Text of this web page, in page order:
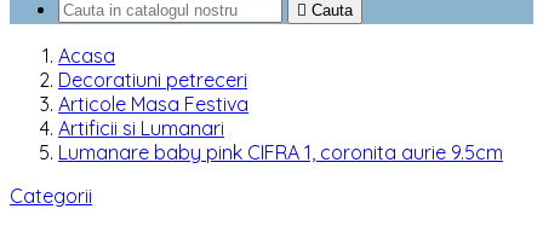
 Cauta
Acasa
Decoratiuni petreceri
Articole Masa Festiva
Artificii si Lumanari
Lumanare baby pink CIFRA 1, coronita aurie 9.5cm
Categorii